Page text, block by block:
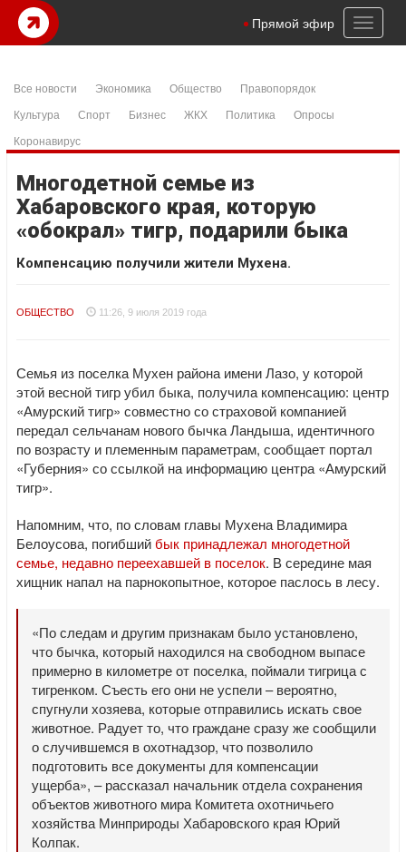
Toggle
Прямой эфир
Все новости Экономика Общество
Правопорядок
Культура
Спорт Бизнес ЖКХ Политика
Опросы
Коронавирус
Многодетной семье из
Хабаровского края, которую
«обокрал» тигр, подарили быка
Компенсацию получили жители Мухена.
ОБЩЕСТВО 11:26, 9 июля 2019 года
Семья из поселка Мухен района имени Лазо, у которой
этой весной тигр убил быка, получила компенсацию: центр
«Амурский тигр» совместно со страховой компанией
передал сельчанам нового бычка Ландыша, идентичного
по возрасту и племенным параметрам, сообщает портал
«Губерния» со ссылкой на информацию центра «Амурский
тигр».
Напомним, что, по словам главы Мухена Владимира
Белоусова, погибшийбык принадлежал многодетной
семье, недавно переехавшей в поселок. В середине мая
хищник напал на парнокопытное, которое паслось в лесу.
«По следам и другим признакам было установлено,
что бычка, который находился на свободном выпасе
примерно в километре от поселка, поймали тигрица с
тигренком. Съесть его они не успели – вероятно,
спугнули хозяева, которые отправились искать свое
животное. Радует то, что граждане сразу же сообщили
о случившемся в охотнадзор, что позволило
подготовить все документы для компенсации
ущерба», – рассказал начальник отдела сохранения
объектов животного мира Комитета охотничьего
хозяйства Минприроды Хабаровского края Юрий
Колпак.